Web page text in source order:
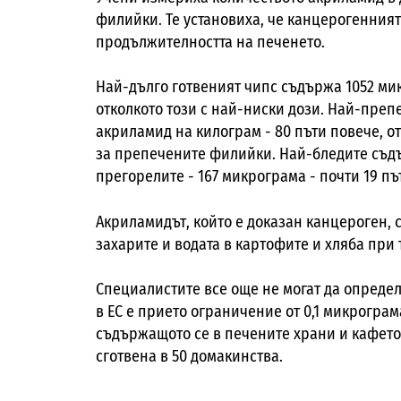
филийки. Те установиха, че
продължителността на печенето.
Най-дълго готвеният чипс съдържа 1052
отколкото този с най-ниски дози. Най-
акриламид на килограм - 80 пъти повече,
за препечените филийки. Най-бледите
прегорелите - 167 микрограма - почти 19
Акриламидът, който е доказан
захарите и водата в картофите и хляба при
Специалистите все още не могат да
в ЕС е прието ограничение от 0,1
съдържащото се в печените храни и
сготвена в 50 домакинства.